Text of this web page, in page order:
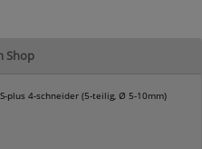
Shop
plus 4-schneider (5-teilig, Ø 5-10mm)